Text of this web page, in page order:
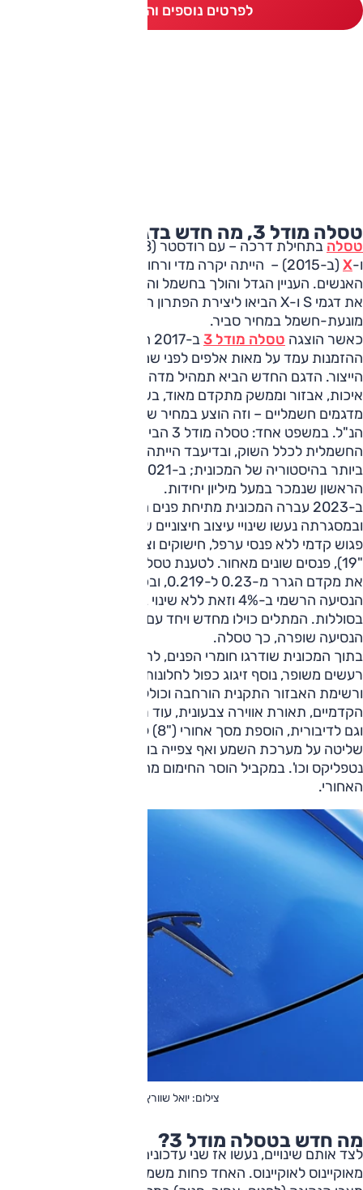
לפרטים נוספים והשוואה
טסלה מודל 3, מה חדש בדגם?
טסלה בתחילת דרכה – עם רודסטר (2008), דגמי
ו-X
(ב-2015) – הייתה יקרה מדי ורחוקה מהישג ידם של מרבית
האנשים. העניין הגדל והולך בחשמל והפתרונות היעילים שאפיינו
את דגמי S ו-X הביאו ליצירת הפתרון המתבקש: מכונית נוסעים
מונעת-חשמל במחיר סביר.
כאשר הוצגה טסלה מודל 3
ב-2017 המכירות התפוצצו; צבר
ההזמנות עמד על מאות אלפים לפני שמכונית אחת ירדה מפס
הייצור. הדגם החדש הביא תמהיל מדהים לזמנו של ביצועים, טווח,
איכות, אבזור וממשק מתקדם מאוד, בשוק שהיה כמעט ריק
מדגמים חשמליים – וזה הוצע במחיר שהיה חצי מזה של הצמד
הנ"ל. במשפט אחד: טסלה מודל 3 הביאה את הבשורה
החשמלית לכלל השוק, ובדיעבד הייתה לאחד הדגמים החשובים
הראשון שנמכר במעל מיליון יחידות.
ב-2023 עברה המכונית מתיחת פנים המכונה 'היילנד',
ובמסגרתה נעשו שינויי עיצוב חיצוניים שכללו פנסים צרים יותר,
"19), פנסים שונים מאחור. לטענת טסלה, העיצוב החדש שיפר
את מקדם הגרר מ-0.23 ל-0.219, ובכך הגדיל את טווח
הנסיעה הרשמי ב-4% וזאת ללא שינוי במנועים החשמליים או
בסוללות. המתלים כוילו מחדש ויחד עם הצמיגים החדשים איכות
הנסיעה שופרה, כך טסלה.
בתוך המכונית שודרגו חומרי הפנים, לתחושה עדיפה ולבידוד
רעשים משופר, נוסף זיגוג כפול לחלונות מאחור גם הוא לצורך זה,
ורשימת האבזור התקנית הורחבה וכוללת כעת: אוורור במושבים
הקדמיים, תאורת אווירה צבעונית, עוד רמקולים למערכת השמע
וגם לדיבורית, הוספת מסך אחורי ("8) לתפעול בקרת האקלים,
שליטה על מערכת השמע ואף צפייה בווידאו באמצעות יוטיוב,
נטפליקס וכו'. במקביל הוסר החימום מהמושב האמצעי בספסל
האחורי.
צילום: יואל שוורץ
מה חדש בטסלה מודל 3?
לצד אותם שינויים, נעשו אז שני עדכונים נוספים שהובילו לביקורת
מאוקיינוס לאוקיינוס. האחד פחות משמעותי ונוגע להטמעת בורר